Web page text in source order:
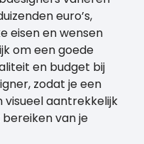
euro’s,
eisen en wensen
om een goede
en budget bij
zodat je een
aantrekkelijk
van je